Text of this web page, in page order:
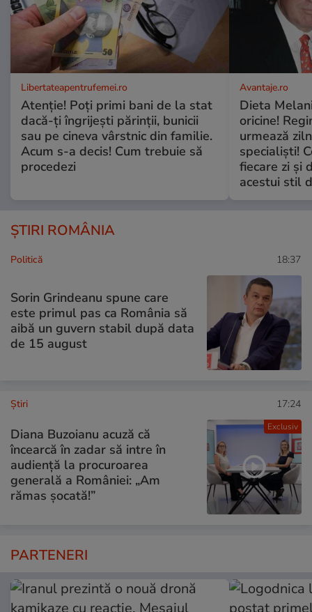
Libertateapentrufemei.ro
Atenție! Poți primi bani de la stat
dacă-ți îngrijești părinții, bunicii
sau pe cineva vârstnic din familie.
Acum s-a decis! Cum trebuie să
procedezi
Avantaje.ro
Dieta
oricine!
urmează
specialiști!
fiecare zi și
acestui stil
ȘTIRI ROMÂNIA
Politică 18:37
Sorin Grindeanu spune care
este primul pas ca România să
aibă un guvern stabil după data
de 15 august
Exclusiv
Ştiri 17:24
Diana Buzoianu acuză că
încearcă în zadar să intre în
audiență la procuroarea
generală a României: „Am
rămas șocată!”
PARTENERI